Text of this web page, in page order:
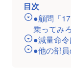
目次
●顧問「
乗ってみろ
●減量命
●他の部